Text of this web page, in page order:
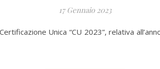
17 Gennaio 2023
Unica “CU 2023”, relativa